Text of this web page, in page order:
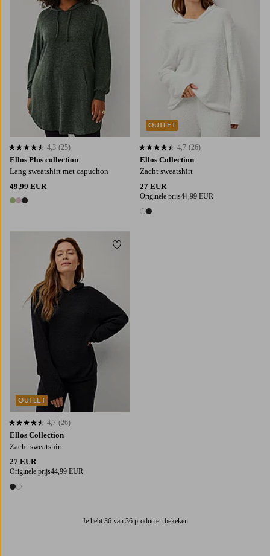
Ellos Plus collection
Lang sweatshirt met capuchon
49,99 EUR
3 kleuren
4,3 op basis van 25 beoordelingen
4,3 (25)
Ellos Collection
Zacht sweatshirt
27 EUR
Originele prijs44,99 EUR
2 kleuren
4,7 op basis van 26 beoordelingen
4,7 (26)
OUTLET
Ellos Collection
Zacht sweatshirt
27 EUR
Originele prijs44,99 EUR
2 kleuren
4,7 op basis van 26 beoordelingen
4,7 (26)
OUTLET
Toevoegen aan favorieten
Je hebt 36 van 36 producten bekeken